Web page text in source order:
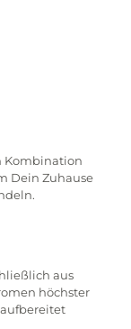
Kombination
Dein Zuhause
aus
höchster